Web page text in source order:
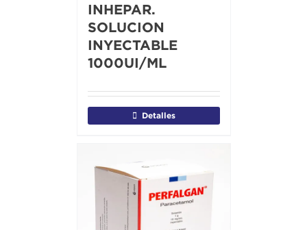
INHEPAR.
SOLUCION
INYECTABLE
1000UI/ML
Detalles